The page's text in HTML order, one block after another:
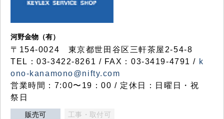
河野金物（有）
〒154-0024 東京都世田谷区三軒茶屋2-54-8
TEL：03-3422-8261 / FAX：03-3419-4791 / k
ono-kanamono@nifty.com
営業時間：7:00〜19：00 / 定休日：日曜日・祝
祭日
販売可 工事・取付可